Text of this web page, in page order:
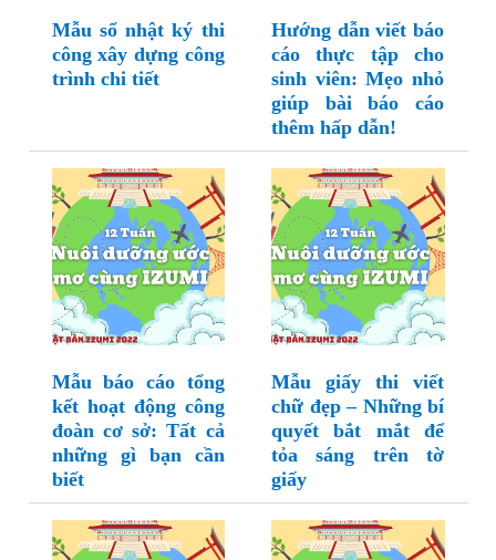
Mẫu sổ nhật ký thi
công xây dựng công
trình chi tiết
Hướng dẫn viết báo
cáo thực tập cho
sinh viên: Mẹo nhỏ
giúp bài báo cáo
thêm hấp dẫn!
Mẫu báo cáo tổng
kết hoạt động công
đoàn cơ sở: Tất cả
những gì bạn cần
biết
Mẫu giấy thi viết
chữ đẹp – Những bí
quyết bắt mắt để
tỏa sáng trên tờ
giấy